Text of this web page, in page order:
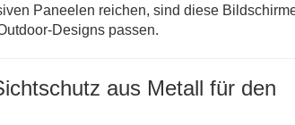
Paneelen reichen, sind diese
Designs passen.
aus Metall für den